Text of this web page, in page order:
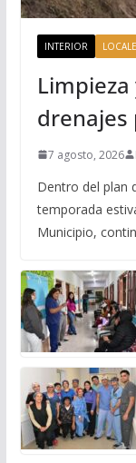
INTERIOR
drenajes
7 agosto, 2026
Dentro del plan
temporada
Municipio,